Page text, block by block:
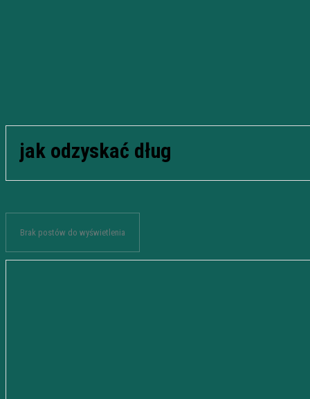
jak odzyskać dług
Brak postów do wyświetlenia